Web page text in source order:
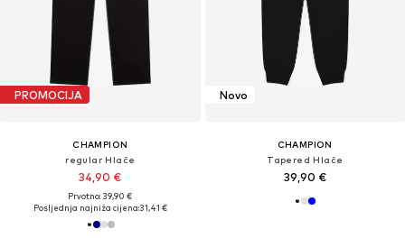
PROMOCIJA
CHAMPION
regular Hlače
34,90 €
Prvotno: 39,90 €
Posljednja najniža cijena:31,41 €
Novo
CHAMPION
Tapered Hlače
39,90 €